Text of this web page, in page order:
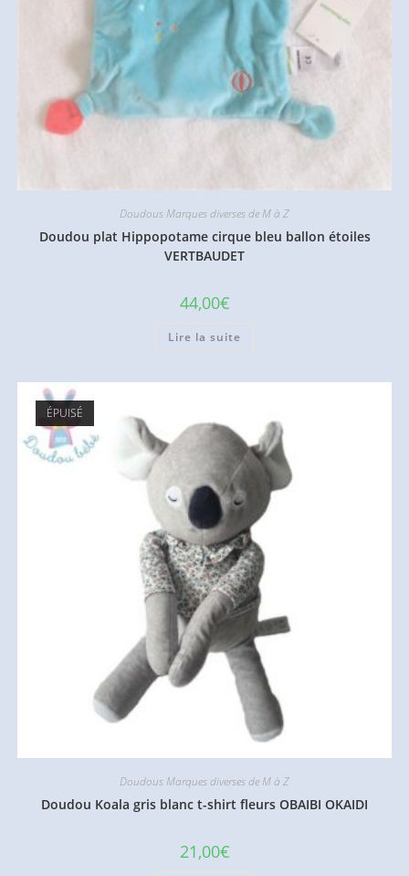
Doudous Marques diverses de M à Z
Doudou plat Hippopotame cirque bleu ballon étoiles
VERTBAUDET
44,00€
Lire la suite
ÉPUISÉ
Doudous Marques diverses de M à Z
Doudou Koala gris blanc t-shirt fleurs OBAIBI OKAIDI
21,00€